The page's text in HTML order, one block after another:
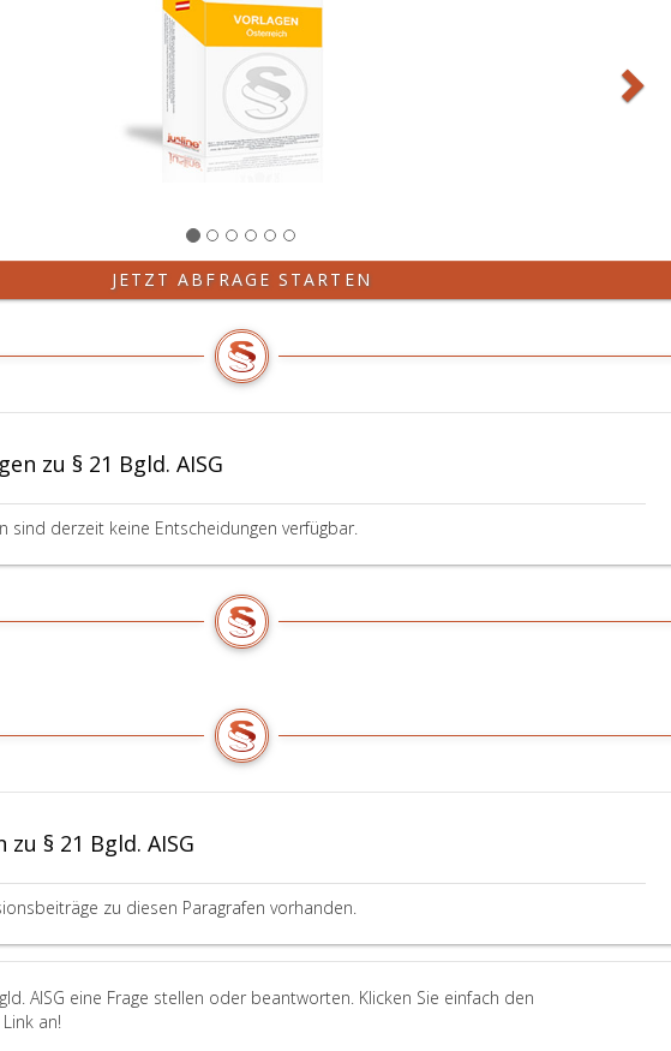
JETZT ABFRAGE STARTEN
zu § 21 Bgld. AISG
sind derzeit keine Entscheidungen verfügbar.
zu § 21 Bgld. AISG
zu diesen Paragrafen vorhanden.
AISG eine Frage stellen oder beantworten. Klicken Sie einfach den
an!